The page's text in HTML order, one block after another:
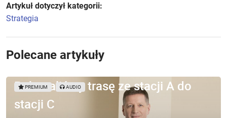
Artykuł dotyczył kategorii:
Strategia
Polecane artykuły
Pokonaliśmy trasę ze stacji A do
stacji C
PREMIUM AUDIO